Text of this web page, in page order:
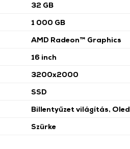
32 GB
1 000 GB
AMD Radeon™ Graphics
16 inch
3200x2000
SSD
Billentyűzet világítás,
Szürke